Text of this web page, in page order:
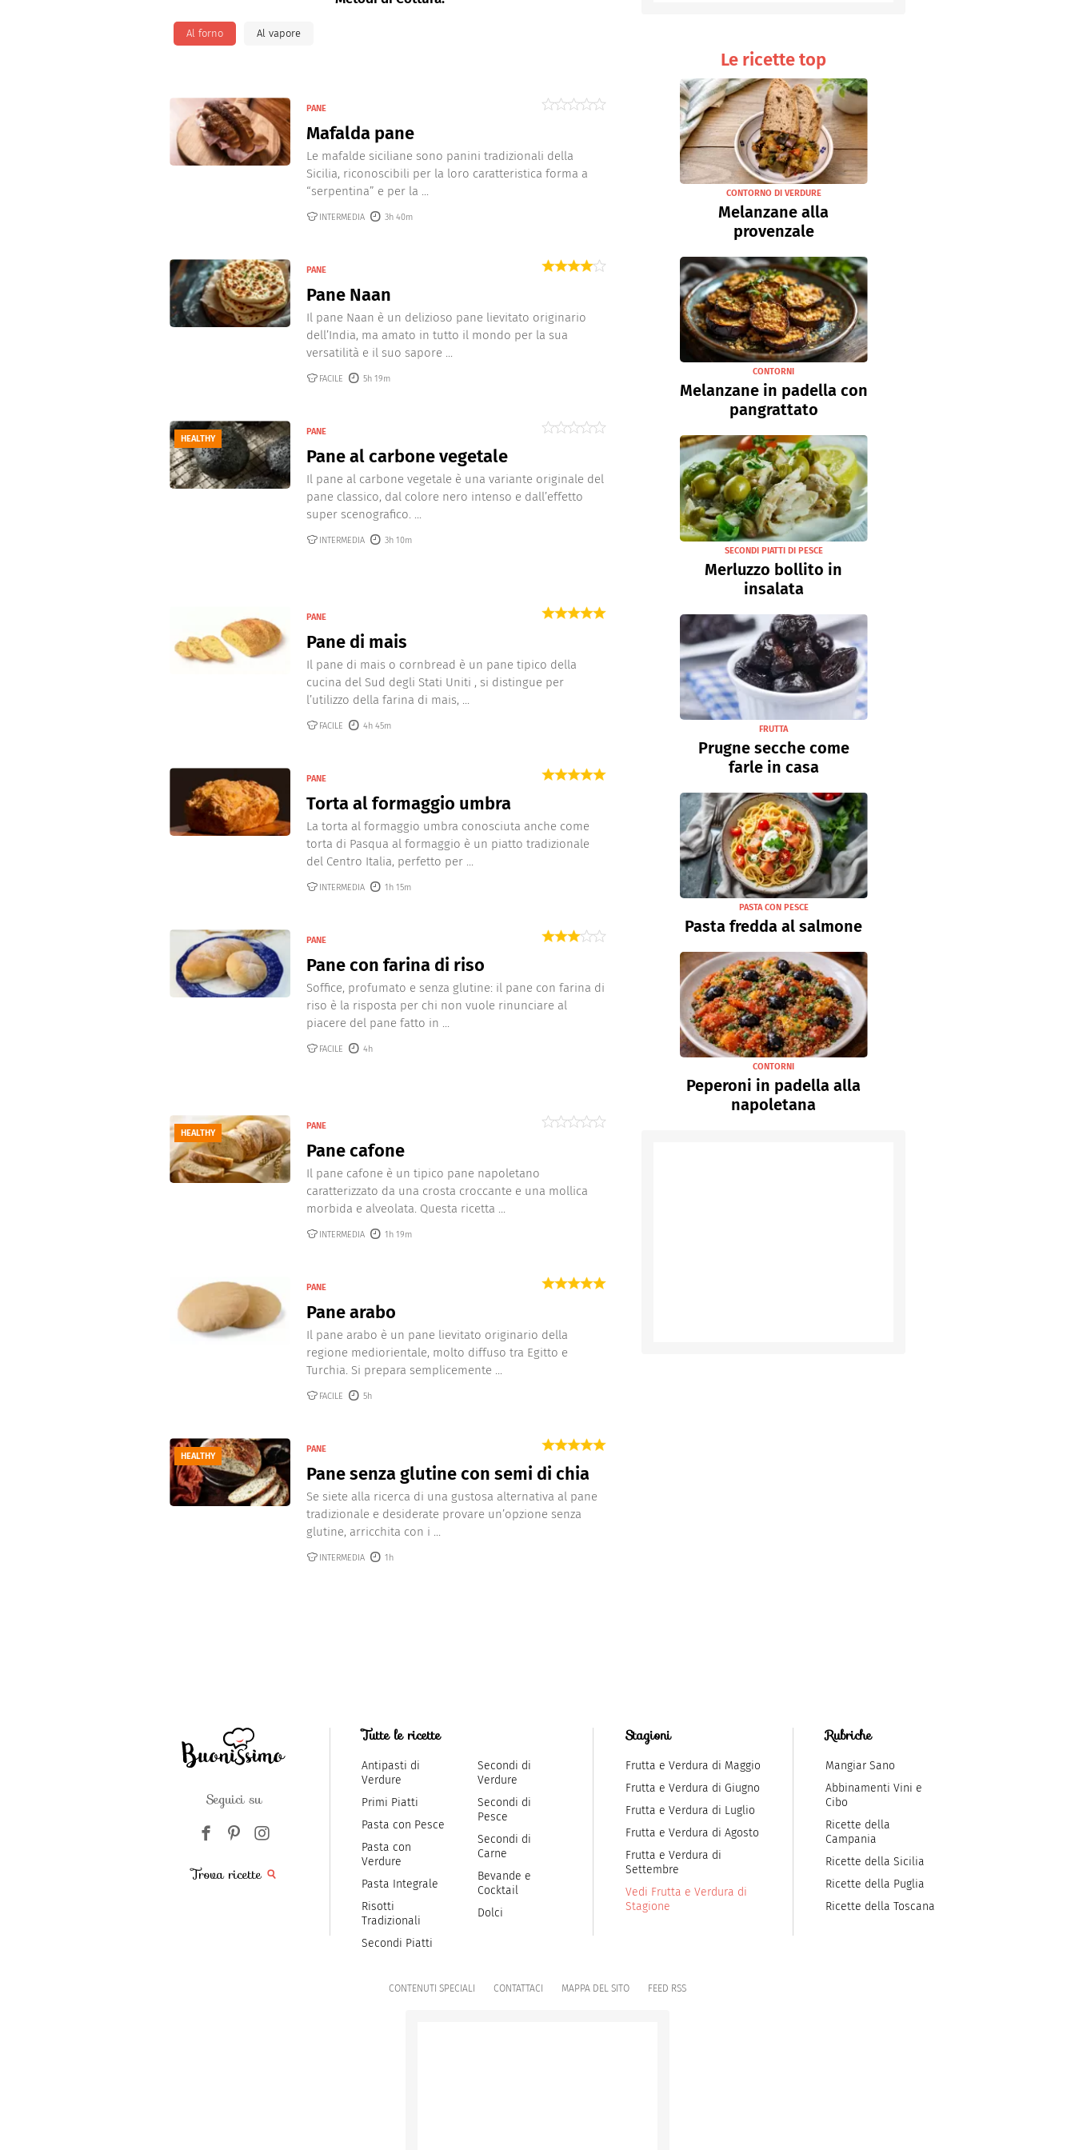
Pasqua
Al forno Al vapore
PANE
Mafalda pane
Le mafalde siciliane sono panini tradizionali della
Sicilia, riconoscibili per la loro caratteristica forma a
“serpentina” e per la ...
INTERMEDIA 3h 40m
PANE
Pane Naan
Il pane Naan è un delizioso pane lievitato originario
dell’India, ma amato in tutto il mondo per la sua
versatilità e il suo sapore ...
FACILE 5h 19m
HEALTHY
PANE
Pane al carbone vegetale
Il pane al carbone vegetale è una variante originale del
pane classico, dal colore nero intenso e dall’effetto
super scenografico. ...
INTERMEDIA 3h 10m
PANE
Pane di mais
Il pane di mais o cornbread è un pane tipico della
cucina del Sud degli Stati Uniti , si distingue per
l’utilizzo della farina di mais, ...
FACILE 4h 45m
PANE
Torta al formaggio umbra
La torta al formaggio umbra conosciuta anche come
torta di Pasqua al formaggio è un piatto tradizionale
del Centro Italia, perfetto per ...
INTERMEDIA 1h 15m
PANE
Pane con farina di riso
Soffice, profumato e senza glutine: il pane con farina di
riso è la risposta per chi non vuole rinunciare al
piacere del pane fatto in ...
FACILE 4h
HEALTHY
PANE
Pane cafone
Il pane cafone è un tipico pane napoletano
caratterizzato da una crosta croccante e una mollica
morbida e alveolata. Questa ricetta ...
INTERMEDIA 1h 19m
PANE
Pane arabo
Il pane arabo è un pane lievitato originario della
regione mediorientale, molto diffuso tra Egitto e
Turchia. Si prepara semplicemente ...
FACILE 5h
HEALTHY
PANE
Pane senza glutine con semi di chia
Se siete alla ricerca di una gustosa alternativa al pane
tradizionale e desiderate provare un’opzione senza
glutine, arricchita con i ...
INTERMEDIA 1h
Le ricette top
CONTORNO DI VERDURE
Melanzane alla
provenzale
CONTORNI
Melanzane in padella con
pangrattato
SECONDI PIATTI DI PESCE
Merluzzo bollito in
insalata
FRUTTA
Prugne secche come
farle in casa
PASTA CON PESCE
Pasta fredda al salmone
CONTORNI
Peperoni in padella alla
napoletana
Seguici su
Trova ricette
Tutte le ricette
Antipasti di
Verdure
Primi Piatti
Pasta con Pesce
Pasta con
Verdure
Pasta Integrale
Risotti
Tradizionali
Secondi Piatti
Secondi di
Verdure
Secondi di
Pesce
Secondi di
Carne
Bevande e
Cocktail
Dolci
Stagioni
Frutta e Verdura di Maggio
Frutta e Verdura di Giugno
Frutta e Verdura di Luglio
Frutta e Verdura di Agosto
Frutta e Verdura di
Settembre
Vedi Frutta e Verdura di
Stagione
Rubriche
Mangiar Sano
Abbinamenti Vini e
Cibo
Ricette della
Campania
Ricette della Sicilia
Ricette della Puglia
Ricette della Toscana
CONTENUTI SPECIALI CONTATTACI MAPPA DEL SITO FEED RSS